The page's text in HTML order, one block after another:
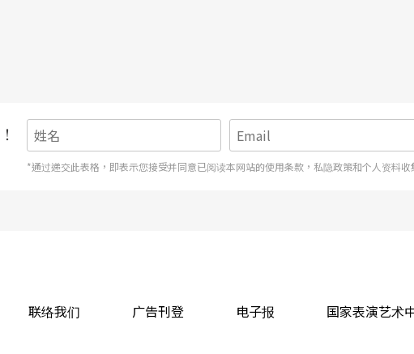
得安心的力量，相信一切都能解决。
遇到困难的时候，都是稳定一切的重心。
人皆属马兰地区，乃因六○年代以后城市发展扩
这个聚会所仍然是决定台东市各区阿美族丰年祭时
*通过递交此表格，即表示您接受并同意已阅读本网站的使用条款，私隐政策和个人资料收
联络我们 广告刊登 电子报 国家表演艺术